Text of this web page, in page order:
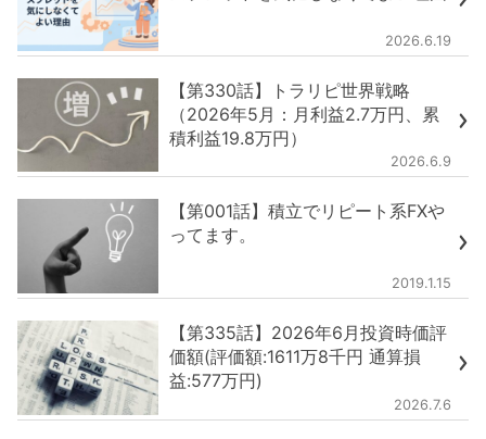
2026.6.19
【第330話】トラリピ世界戦略
（2026年5月：月利益2.7万円、累
積利益19.8万円）
2026.6.9
【第001話】積立でリピート系FXや
ってます。
2019.1.15
【第335話】2026年6月投資時価評
価額(評価額:1611万8千円 通算損
益:577万円)
2026.7.6